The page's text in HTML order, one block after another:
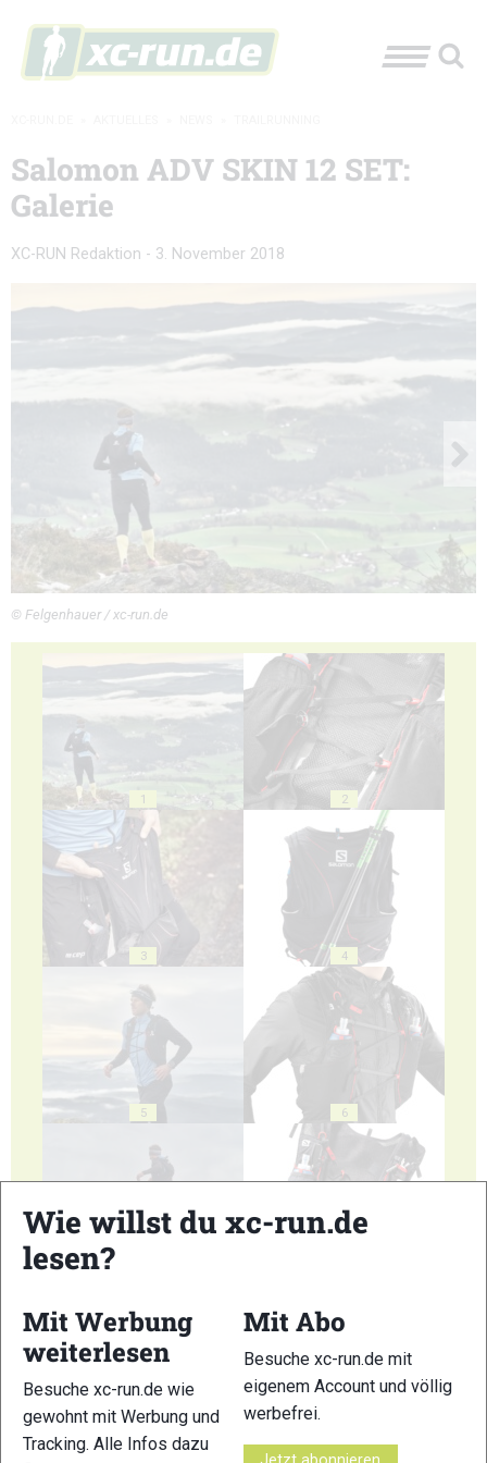
Salomon ADV SKIN 12 SET:
Galerie
XC-RUN Redaktion - 3. November 2018
© Felgenhauer / xc-run.de
1 2
3 4
5 6
Wie willst du xc-run.de
lesen?
Mit Werbung
weiterlesen
Besuche xc-run.de wie
gewohnt mit Werbung und
Tracking. Alle Infos dazu
Mit Abo
Besuche xc-run.de mit
eigenem Account und völlig
werbefrei.